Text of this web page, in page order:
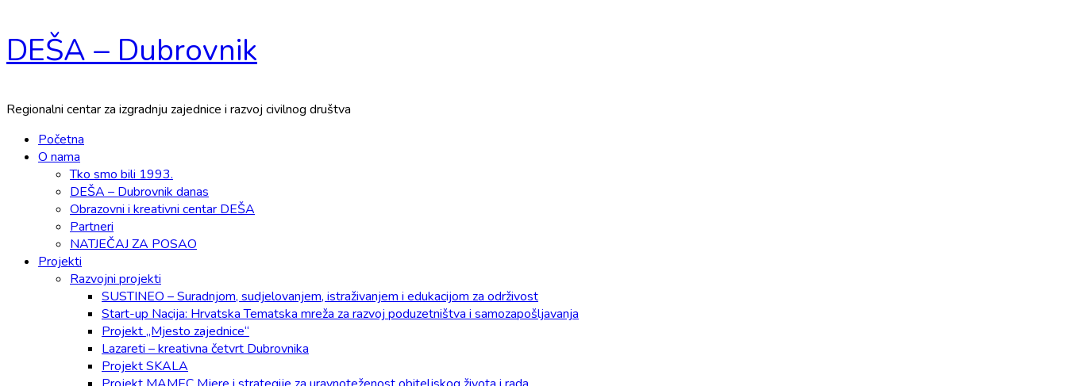
Skip
to
DEŠA – Dubrovnik
Regionalni centar za izgradnju zajednice i razvoj civilnog društva
Primary
Menu
Početna
O nama
Tko smo bili 1993.
DEŠA – Dubrovnik danas
Obrazovni i kreativni centar DEŠA
Partneri
NATJEČAJ ZA POSAO
Projekti
Razvojni projekti
SUSTINEO – Suradnjom, sudjelovanjem, istraživanjem i edukacijom za održivost
Start-up Nacija: Hrvatska Tematska mreža za razvoj poduzetništva i samozapošljavanja
Projekt „Mjesto zajednice“
Lazareti – kreativna četvrt Dubrovnika
Projekt SKALA